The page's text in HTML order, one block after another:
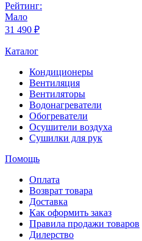
Рейтинг:
Мало
31 490 ₽
Каталог
Кондиционеры
Вентиляция
Вентиляторы
Водонагреватели
Обогреватели
Осушители воздуха
Сушилки для рук
Помощь
Оплата
Возврат товара
Доставка
Как оформить заказ
Правила продажи товаров
Дилерство